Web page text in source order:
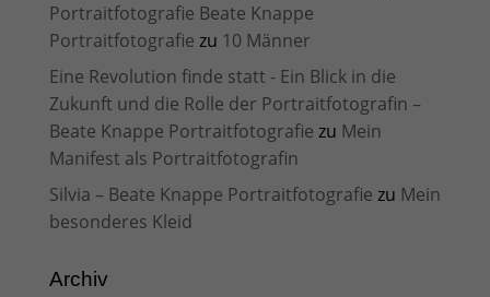
Portraitfotografie Beate Knappe
Portraitfotografie zu 10 Männer
Eine Revolution finde statt - Ein Blick in die
Zukunft und die Rolle der Portraitfotografin –
Beate Knappe Portraitfotografie zu Mein
Manifest als Portraitfotografin
Silvia – Beate Knappe Portraitfotografie zu Mein
besonderes Kleid
Archiv